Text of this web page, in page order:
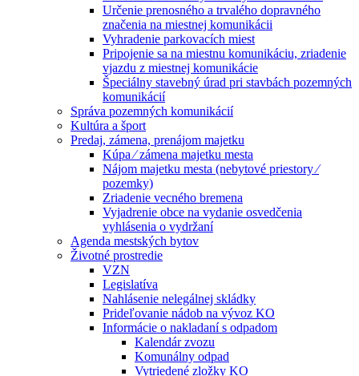
Určenie prenosného a trvalého dopravného
značenia na miestnej komunikácii
Vyhradenie parkovacích miest
Pripojenie sa na miestnu komunikáciu, zriadenie
vjazdu z miestnej komunikácie
Špeciálny stavebný úrad pri stavbách pozemných
komunikácií
Správa pozemných komunikácií
Kultúra a šport
Predaj, zámena, prenájom majetku
Kúpa ⁄ zámena majetku mesta
Nájom majetku mesta (nebytové priestory ⁄
pozemky)
Zriadenie vecného bremena
Vyjadrenie obce na vydanie osvedčenia
vyhlásenia o vydržaní
Agenda mestských bytov
Životné prostredie
VZN
Legislatíva
Nahlásenie nelegálnej skládky
Prideľovanie nádob na vývoz KO
Informácie o nakladaní s odpadom
Kalendár zvozu
Komunálny odpad
Vytriedené zložky KO